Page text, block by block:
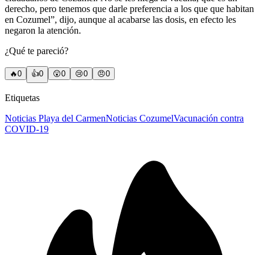
derecho, pero tenemos que darle preferencia a los que que habitan
en Cozumel”, dijo, aunque al acabarse las dosis, en efecto les
negaron la atención.
¿Qué te pareció?
🔥0 👍0 😲0 😢0 😠0
Etiquetas
Noticias Playa del CarmenNoticias CozumelVacunación contra
COVID-19